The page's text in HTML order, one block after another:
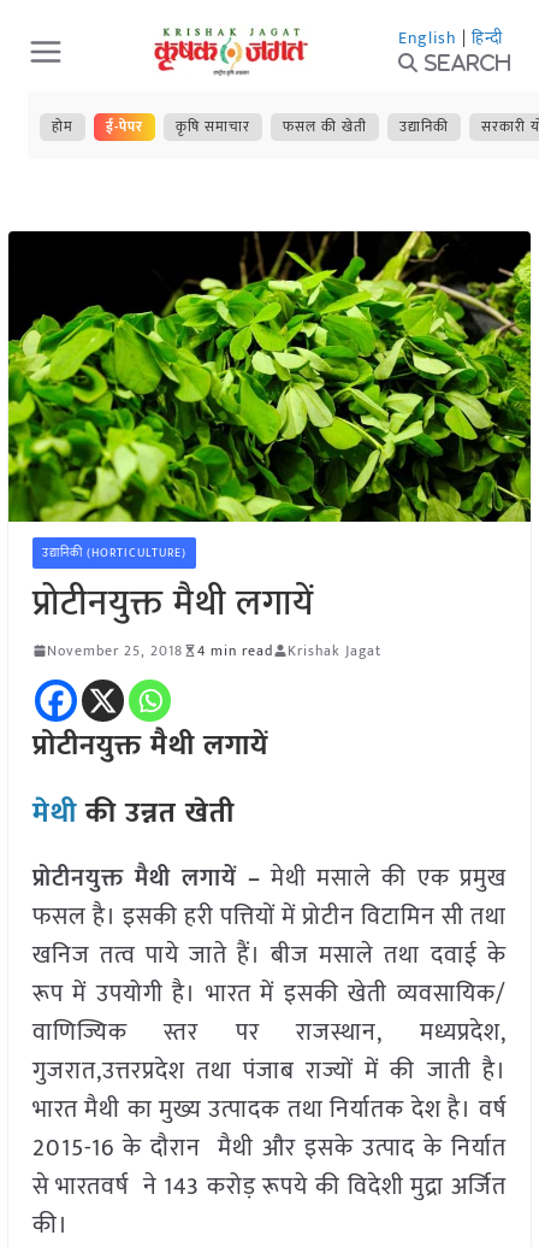
Skip
to
content
English | हिन्दी
Search
होम ई-पेपर कृषि समाचार फसल की खेती उद्यानिकी सरकारी
उद्यानिकी (HORTICULTURE)
प्रोटीनयुक्त मैथी लगायें
November 25, 2018 4 min read Krishak Jagat
प्रोटीनयुक्त मैथी लगायें
मेथीकी उन्नत खेती
प्रोटीनयुक्त मैथी लगायें – मेथी मसाले की एक प्रमुख
फसल है। इसकी हरी पत्तियों में प्रोटीन विटामिन सी तथा
खनिज तत्व पाये जाते हैं। बीज मसाले तथा दवाई के
रूप में उपयोगी है। भारत में इसकी खेती व्यवसायिक/
वाणिज्यिक स्तर पर राजस्थान, मध्यप्रदेश,
गुजरात,उत्तरप्रदेश तथा पंजाब राज्यों में की जाती है।
भारत मैथी का मुख्य उत्पादक तथा निर्यातक देश है। वर्ष
2015-16 के दौरान मैथी और इसके उत्पाद के निर्यात
से भारतवर्ष ने 143 करोड़ रूपये की विदेशी मुद्रा अर्जित
की।